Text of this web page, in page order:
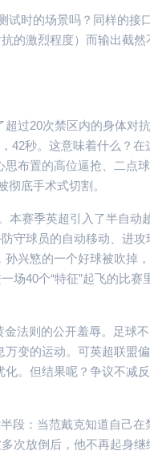
时的场景吗？同样的接口
的激烈程度）而输出截然
过20次禁区内的身体对抗
42秒。这意味着什么？在
布置的高位逼抢、二点
底手术式切割。
本赛季英超引入了半自动
守球员的自动移动、进攻
兴慜的一个好球被吹掉
场40个“特征”起飞的比赛
金法则的公开羞辱。足球
变的运动。可英超联盟
。但结果呢？争议不减反
段：当范戴克知道自己在
次放倒后，他不再起身继